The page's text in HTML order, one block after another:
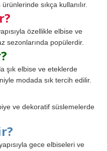
sıkça kullanılır.
özellikle elbise ve
sezonlarında popülerdir.
şık elbise ve eteklerde
modada sık tercih edilir.
ve dekoratif süslemelerde
gece elbiseleri ve